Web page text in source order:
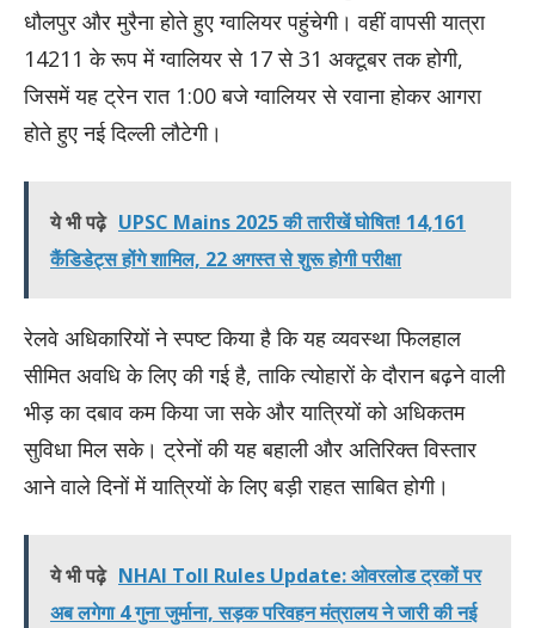
धौलपुर और मुरैना होते हुए ग्वालियर पहुंचेगी। वहीं वापसी यात्रा
14211 के रूप में ग्वालियर से 17 से 31 अक्टूबर तक होगी,
जिसमें यह ट्रेन रात 1:00 बजे ग्वालियर से रवाना होकर आगरा
होते हुए नई दिल्ली लौटेगी।
ये भी पढ़े UPSC Mains 2025 की तारीखें घोषित! 14,161
कैंडिडेट्स होंगे शामिल, 22 अगस्त से शुरू होगी परीक्षा
रेलवे अधिकारियों ने स्पष्ट किया है कि यह व्यवस्था फिलहाल
सीमित अवधि के लिए की गई है, ताकि त्योहारों के दौरान बढ़ने वाली
भीड़ का दबाव कम किया जा सके और यात्रियों को अधिकतम
सुविधा मिल सके। ट्रेनों की यह बहाली और अतिरिक्त विस्तार
आने वाले दिनों में यात्रियों के लिए बड़ी राहत साबित होगी।
ये भी पढ़े NHAI Toll Rules Update: ओवरलोड ट्रकों पर
अब लगेगा 4 गुना जुर्माना, सड़क परिवहन मंत्रालय ने जारी की नई